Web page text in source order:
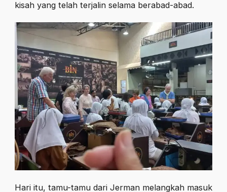
kisah yang telah terjalin selama berabad-abad.
Hari itu, tamu-tamu dari Jerman melangkah masuk